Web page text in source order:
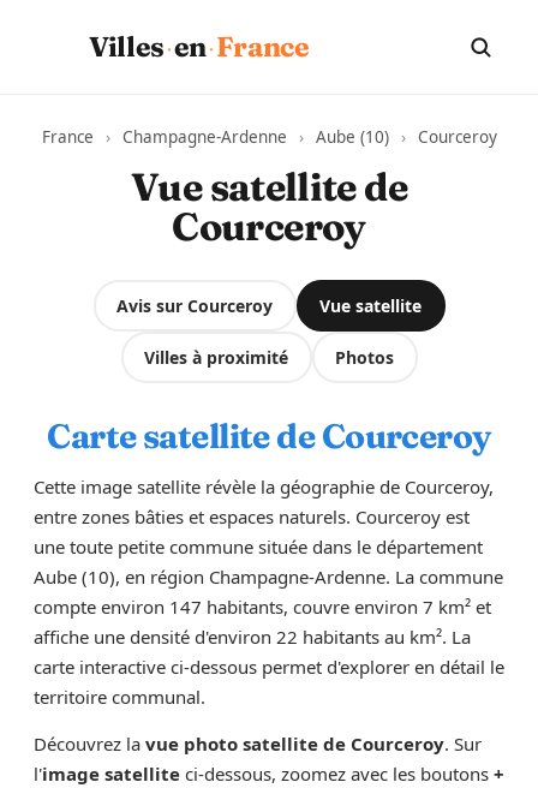
Villes·en·France
France › Champagne-Ardenne › Aube (10) › Courceroy
Vue satellite de
Courceroy
Avis sur Courceroy Vue satellite
Villes à proximité Photos
Carte satellite de Courceroy
Cette image satellite révèle la géographie de Courceroy,
entre zones bâties et espaces naturels. Courceroy est
une toute petite commune située dans le département
Aube (10), en région Champagne-Ardenne. La commune
compte environ 147 habitants, couvre environ 7 km² et
affiche une densité d'environ 22 habitants au km². La
carte interactive ci-dessous permet d'explorer en détail le
territoire communal.
Découvrez la vue photo satellite de Courceroy. Sur
l'image satellite ci-dessous, zoomez avec les boutons +